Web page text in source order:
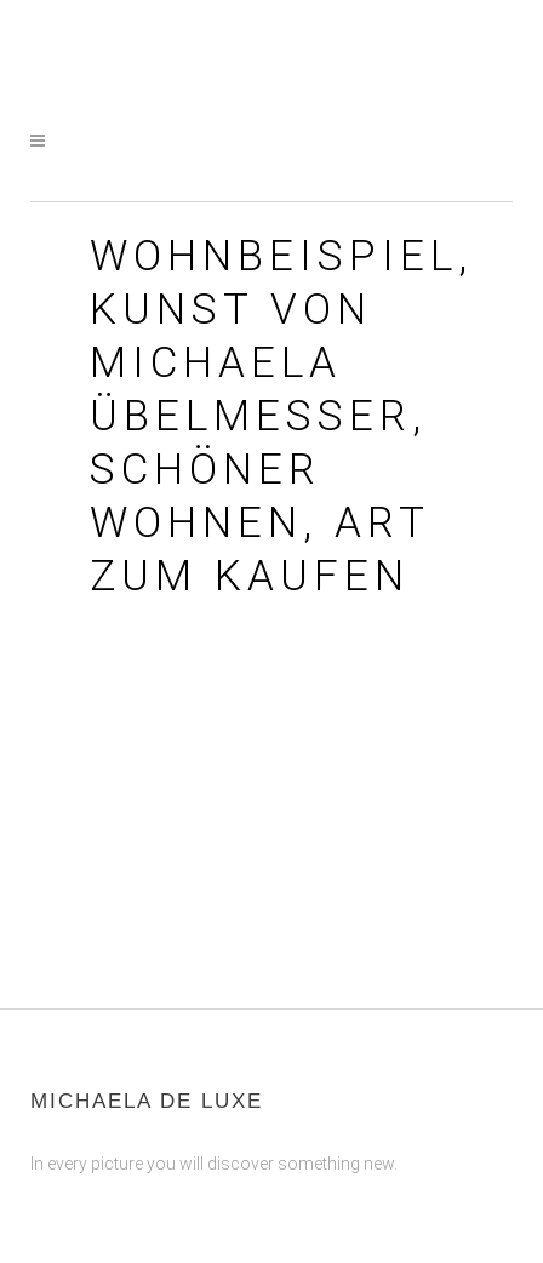
WOHNBEISPIEL,
KUNST VON
MICHAELA
ÜBELMESSER,
SCHÖNER
WOHNEN, ART
ZUM KAUFEN
MICHAELA DE LUXE
In every picture you will discover something new.